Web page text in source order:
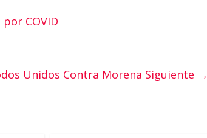
COVID
Unidos Contra Morena Siguiente →